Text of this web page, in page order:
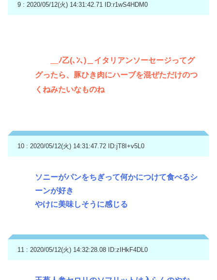
9 : 2020/05/12(火) 14:31:42.71 ID:r1wS4HDM0
＿ﾉ乙(､ﾝ､)＿イタリアンソーセージってグ
グったら、豚ひき肉にハーブを混ぜただけのつ
くねみたいなものね
10 : 2020/05/12(火) 14:31:47.72 ID:jT8I+v5L0
ソニーがパンをちぎって何かにつけて食べるシ
ーンが好き
やけに美味しそうに感じる
11 : 2020/05/12(火) 14:32:28.08 ID:zIHkF4DL0